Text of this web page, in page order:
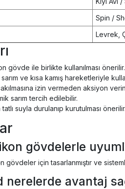
Spin /
Levrek,
gövde ile birlikte kullanılması önerilir.
ve kısa kamış hareketleriyle
izin vermeden aksiyon
sarım tercih edilebilir.
suyla durulanıp kurutulması önerilir.
gövdelerle
için tasarlanmıştır ve
nerelerde avantaj